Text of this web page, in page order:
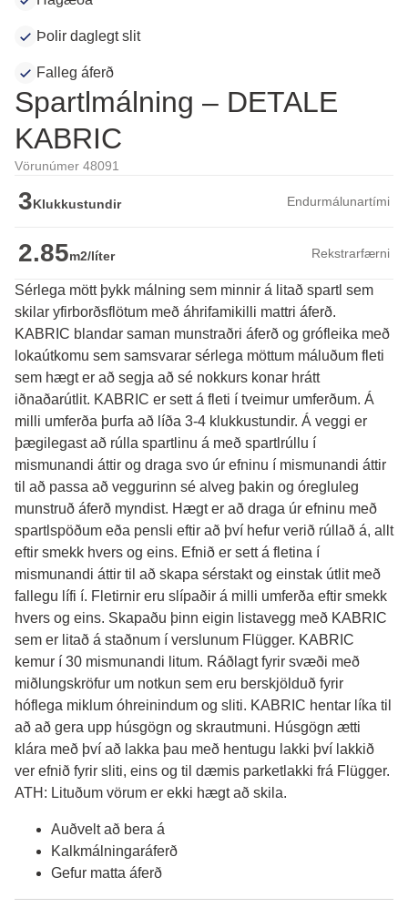
Þolir daglegt slit
Falleg áferð
Spartlmálning – DETALE
KABRIC
Vörunúmer 48091
3Klukkustundir Endurmálunartími
2.85m2/líter Rekstrarfærni
Sérlega mött þykk málning sem minnir á litað spartl sem
skilar yfirborðsflötum með áhrifamikilli mattri áferð.
KABRIC blandar saman munstraðri áferð og grófleika með
lokaútkomu sem samsvarar sérlega möttum máluðum fleti
sem hægt er að segja að sé nokkurs konar hrátt
iðnaðarútlit. KABRIC er sett á fleti í tveimur umferðum. Á
milli umferða þurfa að líða 3-4 klukkustundir. Á veggi er
þægilegast að rúlla spartlinu á með spartlrúllu í
mismunandi áttir og draga svo úr efninu í mismunandi áttir
til að passa að veggurinn sé alveg þakin og óregluleg
munstruð áferð myndist. Hægt er að draga úr efninu með
spartlspöðum eða pensli eftir að því hefur verið rúllað á, allt
eftir smekk hvers og eins. Efnið er sett á fletina í
mismunandi áttir til að skapa sérstakt og einstak útlit með
fallegu lífi í. Fletirnir eru slípaðir á milli umferða eftir smekk
hvers og eins. Skapaðu þinn eigin listavegg með KABRIC
sem er litað á staðnum í verslunum Flügger. KABRIC
kemur í 30 mismunandi litum. Ráðlagt fyrir svæði með
miðlungskröfur um notkun sem eru berskjölduð fyrir
hóflega miklum óhreinindum og sliti. KABRIC hentar líka til
að að gera upp húsgögn og skrautmuni. Húsgögn ætti
klára með því að lakka þau með hentugu lakki því lakkið
ver efnið fyrir sliti, eins og til dæmis parketlakki frá Flügger.
ATH: Lituðum vörum er ekki hægt að skila.
Auðvelt að bera á
Kalkmálningaráferð
Gefur matta áferð